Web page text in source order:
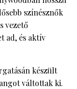
színésznők
vezető
ad, és aktív
készült
váltottak ki.